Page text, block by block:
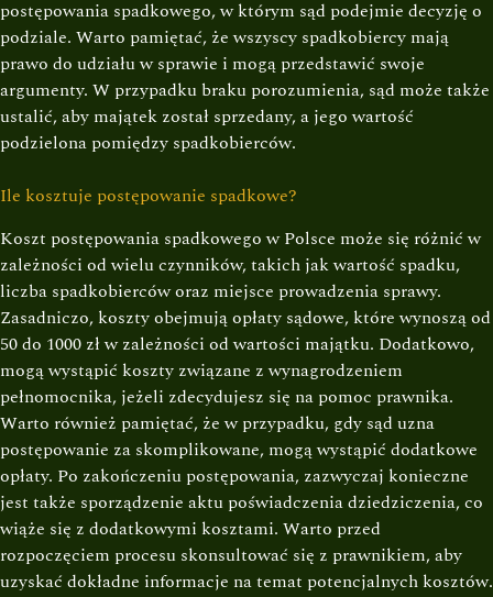
postępowania spadkowego, w którym sąd podejmie decyzję o
podziale. Warto pamiętać, że wszyscy spadkobiercy mają
prawo do udziału w sprawie i mogą przedstawić swoje
argumenty. W przypadku braku porozumienia, sąd może także
ustalić, aby majątek został sprzedany, a jego wartość
podzielona pomiędzy spadkobierców.
Ile kosztuje postępowanie spadkowe?
Koszt postępowania spadkowego w Polsce może się różnić w
zależności od wielu czynników, takich jak wartość spadku,
liczba spadkobierców oraz miejsce prowadzenia sprawy.
Zasadniczo, koszty obejmują opłaty sądowe, które wynoszą od
50 do 1000 zł w zależności od wartości majątku. Dodatkowo,
mogą wystąpić koszty związane z wynagrodzeniem
pełnomocnika, jeżeli zdecydujesz się na pomoc prawnika.
Warto również pamiętać, że w przypadku, gdy sąd uzna
postępowanie za skomplikowane, mogą wystąpić dodatkowe
opłaty. Po zakończeniu postępowania, zazwyczaj konieczne
jest także sporządzenie aktu poświadczenia dziedziczenia, co
wiąże się z dodatkowymi kosztami. Warto przed
rozpoczęciem procesu skonsultować się z prawnikiem, aby
uzyskać dokładne informacje na temat potencjalnych kosztów.